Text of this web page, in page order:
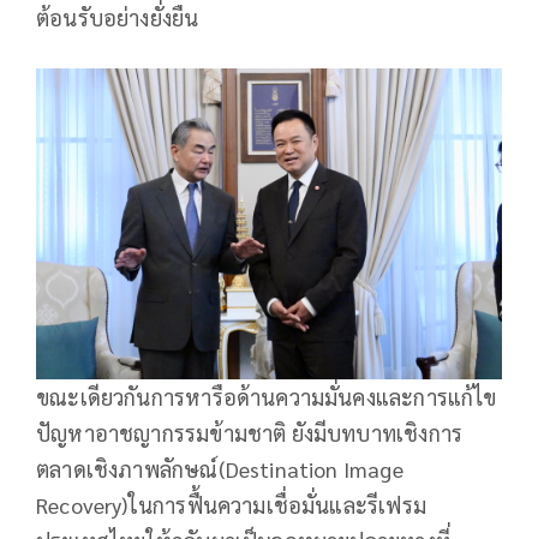
ต้อนรับอย่างยั่งยืน
ขณะเดียวกันการหารือด้านความมั่นคงและการแก้ไข
ปัญหาอาชญากรรมข้ามชาติ ยังมีบทบาทเชิงการ
ตลาดเชิงภาพลักษณ์(Destination Image
Recovery)ในการฟื้นความเชื่อมั่นและรีเฟรม